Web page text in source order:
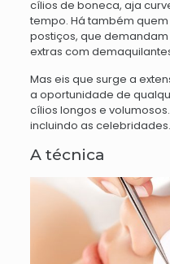
cílios de boneca, aja
tempo. Há também
postiços, que
extras com
Mas eis que surge a
a oportunidade de
cílios longos e
incluindo as celebridades.
A técnica